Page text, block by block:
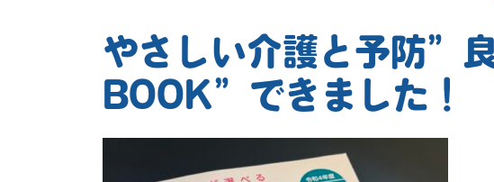
やさしい介護と予防”
BOOK”できました！